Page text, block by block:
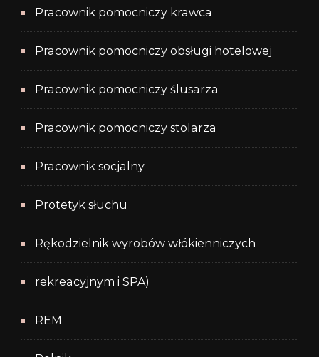
Pracownik pomocniczy krawca
Pracownik pomocniczy obsługi hotelowej
Pracownik pomocniczy ślusarza
Pracownik pomocniczy stolarza
Pracownik socjalny
Protetyk słuchu
Rękodzielnik wyrobów włókienniczych
rekreacyjnym i SPA)
REM